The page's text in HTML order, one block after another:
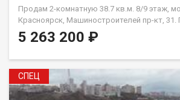
Продам 2-комнатную 38.7 кв.м. 8/9 этаж,
Красноярск, Машиностроителей пр-кт,
НЕ ОТ ЗАСТРОЙЩИКА
5 263 200 ₽
СПЕЦ